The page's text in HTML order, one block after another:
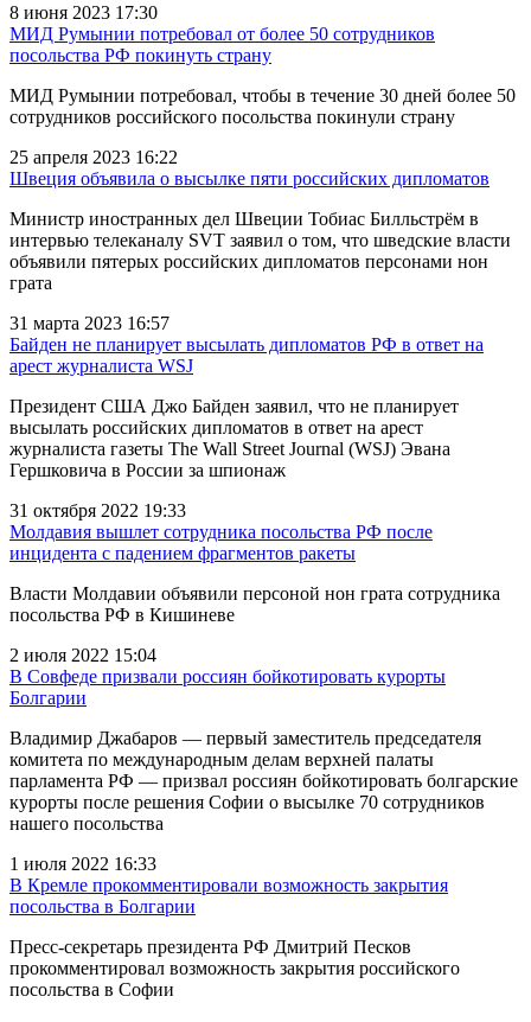
8 июня 2023 17:30
МИД Румынии потребовал от более 50 сотрудников
посольства РФ покинуть страну
МИД Румынии потребовал, чтобы в течение 30 дней более 50
сотрудников российского посольства покинули страну
25 апреля 2023 16:22
Швеция объявила о высылке пяти российских дипломатов
Министр иностранных дел Швеции Тобиас Билльстрём в
интервью телеканалу SVT заявил о том, что шведские власти
объявили пятерых российских дипломатов персонами нон
грата
31 марта 2023 16:57
Байден не планирует высылать дипломатов РФ в ответ на
арест журналиста WSJ
Президент США Джо Байден заявил, что не планирует
высылать российских дипломатов в ответ на арест
журналиста газеты The Wall Street Journal (WSJ) Эвана
Гершковича в России за шпионаж
31 октября 2022 19:33
Молдавия вышлет сотрудника посольства РФ после
инцидента с падением фрагментов ракеты
Власти Молдавии объявили персоной нон грата сотрудника
посольства РФ в Кишиневе
2 июля 2022 15:04
В Совфеде призвали россиян бойкотировать курорты
Болгарии
Владимир Джабаров — первый заместитель председателя
комитета по международным делам верхней палаты
парламента РФ — призвал россиян бойкотировать болгарские
курорты после решения Софии о высылке 70 сотрудников
нашего посольства
1 июля 2022 16:33
В Кремле прокомментировали возможность закрытия
посольства в Болгарии
Пресс-секретарь президента РФ Дмитрий Песков
прокомментировал возможность закрытия российского
посольства в Софии